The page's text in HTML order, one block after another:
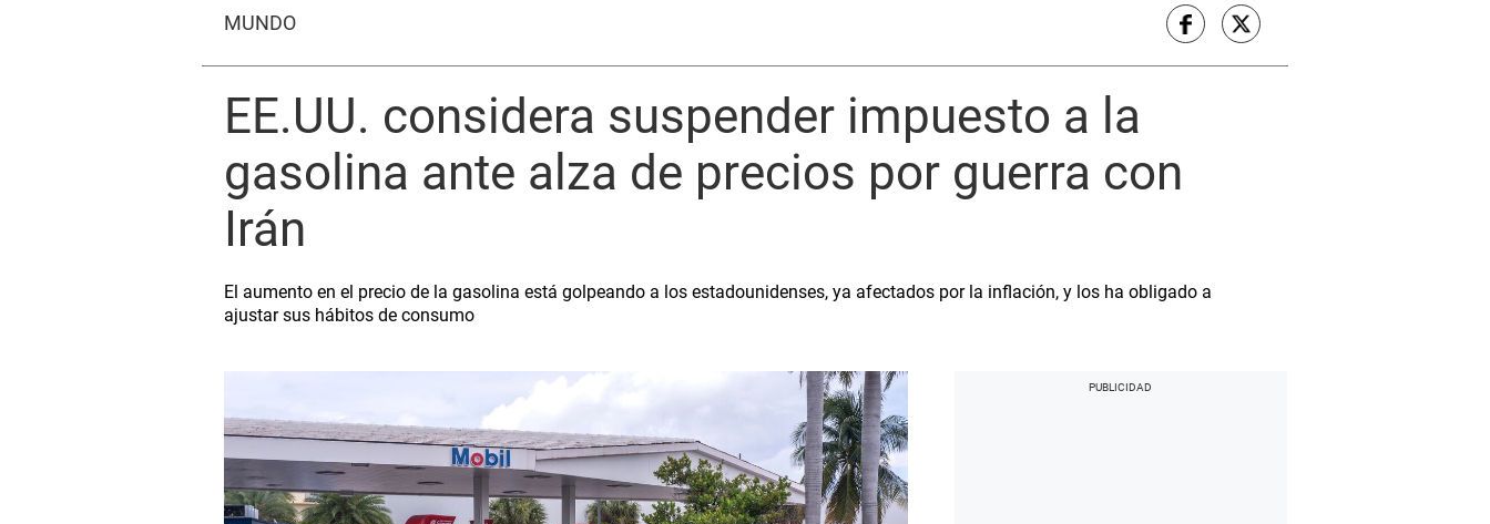
MUNDO
EE.UU. considera suspender impuesto a la
gasolina ante alza de precios por guerra con
Irán
El aumento en el precio de la gasolina está golpeando a los estadounidenses, ya afectados por la inflación, y los ha obligado a
ajustar sus hábitos de consumo